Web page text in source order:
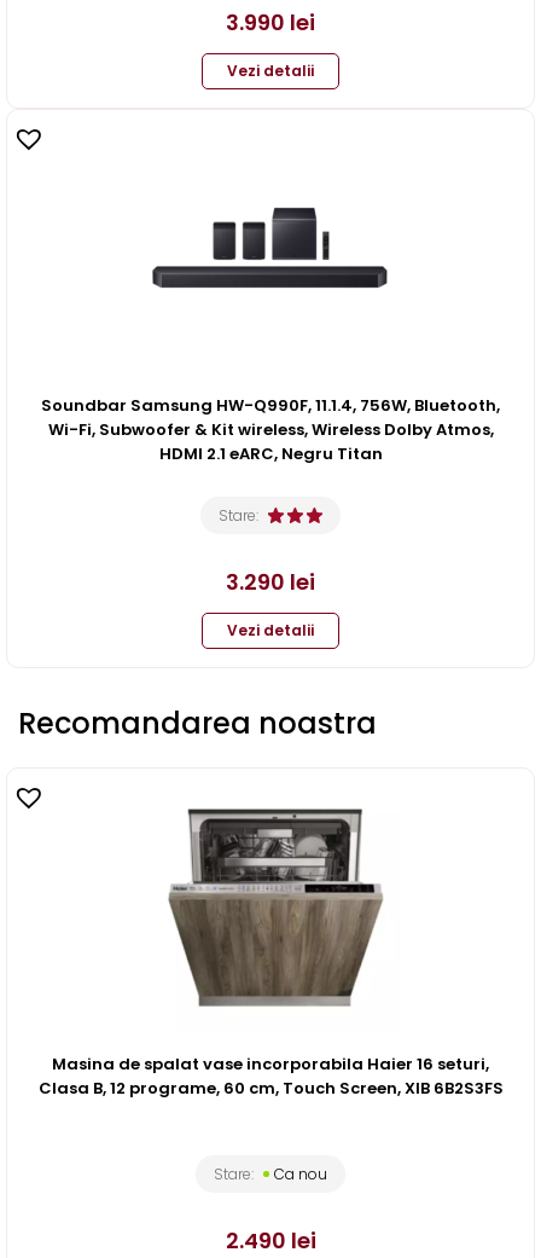
3.990 lei
Vezi detalii
Soundbar Samsung HW-Q990F, 11.1.4, 756W, Bluetooth,
Wi-Fi, Subwoofer & Kit wireless, Wireless Dolby Atmos,
HDMI 2.1 eARC, Negru Titan
Stare:
3.290 lei
Vezi detalii
Recomandarea noastra
Masina de spalat vase incorporabila Haier 16 seturi,
Clasa B, 12 programe, 60 cm, Touch Screen, XIB 6B2S3FS
Stare: Ca nou
2.490 lei